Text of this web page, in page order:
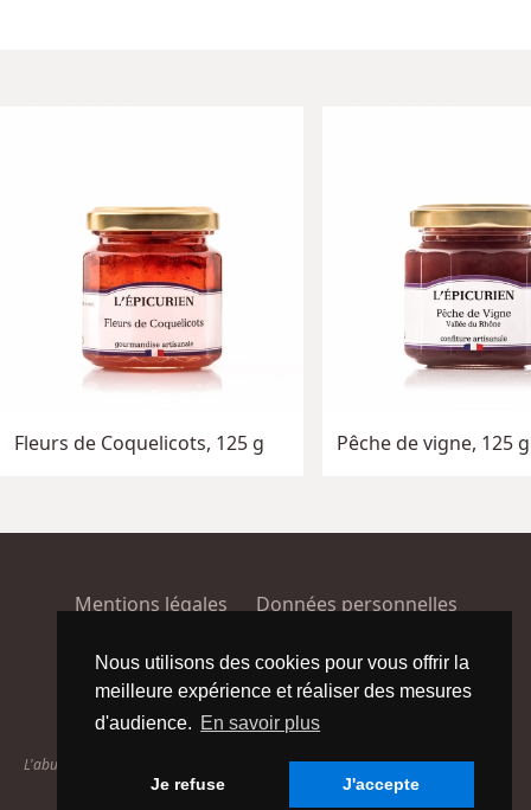
Nous utilisons des cookies pour vous offrir la
meilleure expérience et réaliser des mesures
d'audience. En savoir plus
Je refuse J'accepte
Fleurs de Coquelicots, 125 g Pêche de vigne, 125 g
Mentions légales
Données personnelles
Conditions générales de vente
Plan du site
FacebookInstagram
L'abus d'alcool est dangereux pour la santé. À consommer avec modération.
© 2026 Com & cie.